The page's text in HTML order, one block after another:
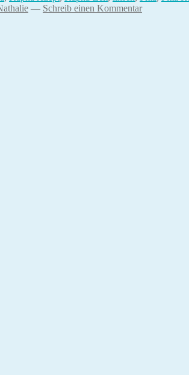
— Schreib einen Kommentar